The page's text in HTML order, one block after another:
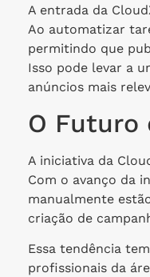
A entrada da
Ao automatizar
permitindo que
Isso pode levar a
anúncios mais
O Futuro
A iniciativa da
Com o avanço da
manualmente
criação de
Essa tendência
profissionais da